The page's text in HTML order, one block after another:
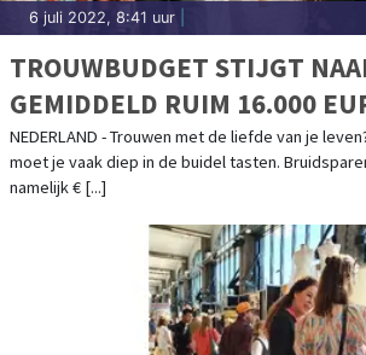
6 juli 2022, 8:41 uur
TROUWBUDGET STIJGT
GEMIDDELD RUIM 16.000
NEDERLAND - Trouwen met de liefde van je
moet je vaak diep in de buidel tasten.
namelijk € [...]